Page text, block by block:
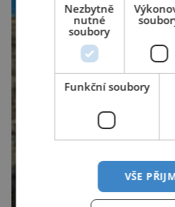
Nezbytně
nutné
soubory
Funkční soubory
VŠE